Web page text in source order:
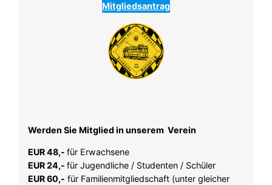
Mitgliedsantrag
Werden Sie Mitglied in unserem Verein
EUR 48,- für Erwachsene
EUR 24,- für Jugendliche / Studenten / Schüler
EUR 60,- für Familienmitgliedschaft (unter gleicher